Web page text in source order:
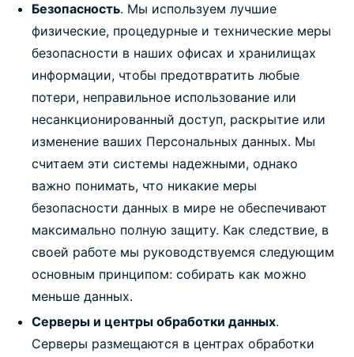
Безопасность. Мы используем лучшие
физические, процедурные и технические меры
безопасности в наших офисах и хранилищах
информации, чтобы предотвратить любые
потери, неправильное использование или
несанкционированный доступ, раскрытие или
изменение ваших Персональных данных. Мы
считаем эти системы надежными, однако
важно понимать, что никакие меры
безопасности данных в мире не обеспечивают
максимально полную защиту. Как следствие, в
своей работе мы руководствуемся следующим
основным принципом: собирать как можно
меньше данных.
Серверы и центры обработки данных.
Серверы размещаются в центрах обработки